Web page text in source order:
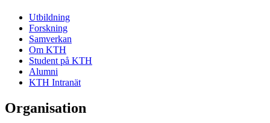
Utbildning
Forskning
Samverkan
Om KTH
Student på KTH
Alumni
KTH Intranät
Organisation